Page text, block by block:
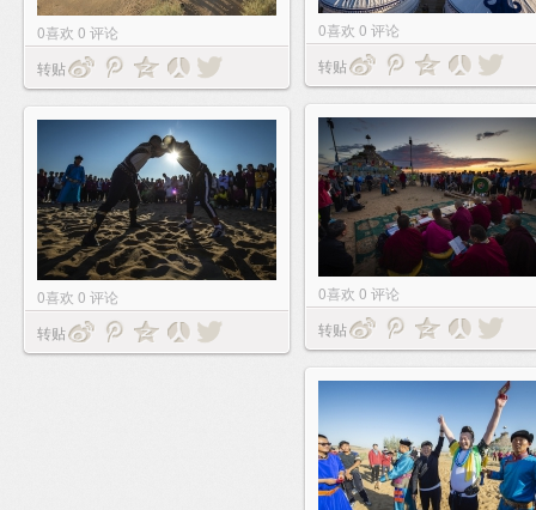
0喜欢 0 评论
转贴
0喜欢 0 评论
转贴
0喜欢 0 评论
转贴
0喜欢 0 评论
转贴